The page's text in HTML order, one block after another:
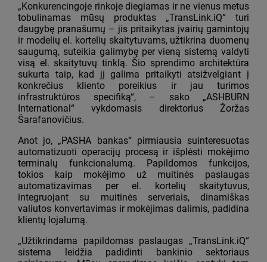
„Konkurencingoje rinkoje diegiamas ir ne vienus metus
tobulinamas mūsų produktas „TransLink.iQ“ turi
daugybę pranašumų – jis pritaikytas įvairių gamintojų
ir modelių el. kortelių skaitytuvams, užtikrina duomenų
saugumą, suteikia galimybę per vieną sistemą valdyti
visą el. skaitytuvų tinklą. Šio sprendimo architektūra
sukurta taip, kad jį galima pritaikyti atsižvelgiant į
konkrečius kliento poreikius ir jau turimos
infrastruktūros specifiką“, – sako „ASHBURN
International“ vykdomasis direktorius Žoržas
Šarafanovičius.
Anot jo, „PASHA bankas“ pirmiausia suinteresuotas
automatizuoti operacijų procesą ir išplėsti mokėjimo
terminalų funkcionalumą. Papildomos funkcijos,
tokios kaip mokėjimo už muitinės paslaugas
automatizavimas per el. kortelių skaitytuvus,
integruojant su muitinės serveriais, dinamiškas
valiutos konvertavimas ir mokėjimas dalimis, padidina
klientų lojalumą.
„Užtikrindama papildomas paslaugas „TransLink.iQ“
sistema leidžia padidinti bankinio sektoriaus